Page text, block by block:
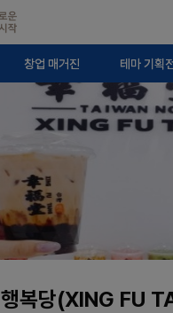
창업 매거진 테마 기획
행복당(XING FU